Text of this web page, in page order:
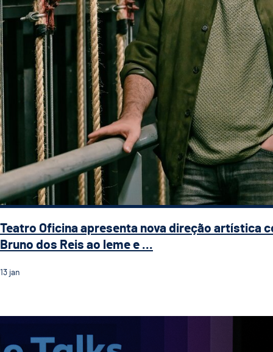
Teatro Oficina apresenta nova direção artística
Bruno dos Reis ao leme e ...
13 jan